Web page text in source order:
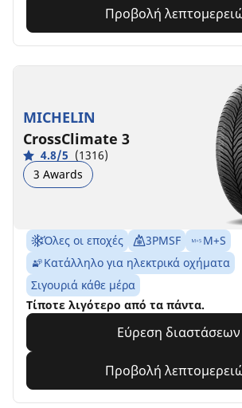
Προβολή
MICHELIN
CrossClimate 3
4.8/5 (1316)
3 Awards
Όλες οι εποχές 3PMSF
M+S
Κατάλληλο για ηλεκτρικά οχήματα
Σιγουριά κάθε μέρα
Τίποτε λιγότερο από τα πάντα.
Εύρεση διαστάσεων
Προβολή